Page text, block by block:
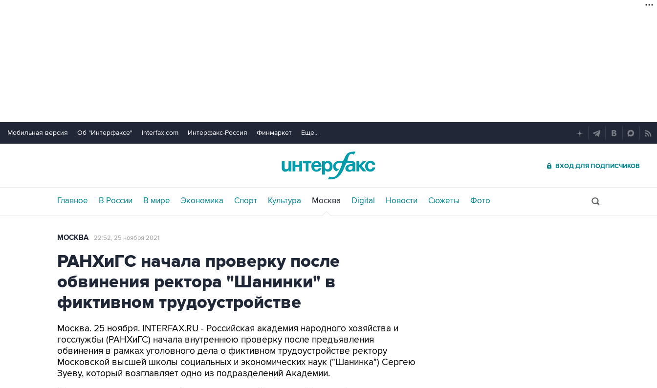
Мобильная версия Об "Интерфаксе" Interfax.com Интерфакс-Россия Финмаркет Еще...
ВХОД ДЛЯ ПОДПИСЧИКОВ
Главное В России В мире Экономика Спорт Культура Москва Digital Новости Сюжеты Фото
МОСКВА 22:52, 25 ноября 2021
РАНХиГС начала проверку после
обвинения ректора "Шанинки" в
фиктивном трудоустройстве
Москва. 25 ноября. INTERFAX.RU - Российская академия народного хозяйства и
госслужбы (РАНХиГС) начала внутреннюю проверку после предъявления
обвинения в рамках уголовного дела о фиктивном трудоустройстве ректору
Московской высшей школы социальных и экономических наук ("Шанинка") Сергею
Зуеву, который возглавляет одно из подразделений Академии.